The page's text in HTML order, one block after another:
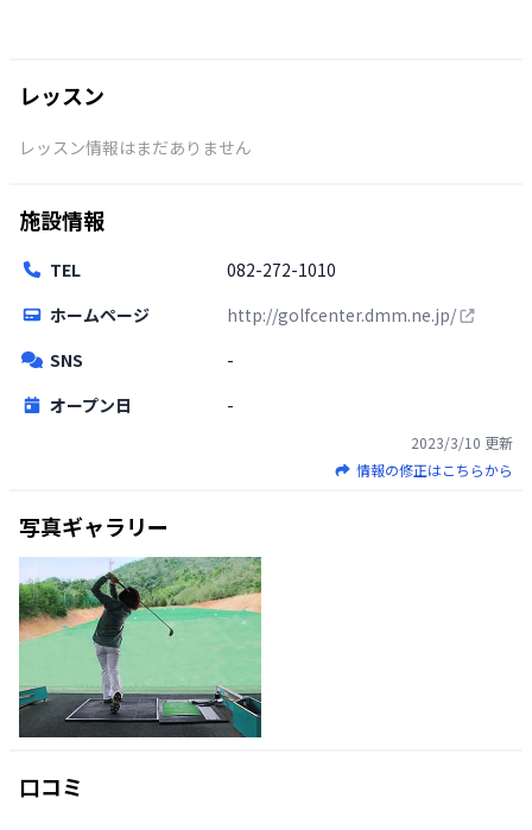
レッスン
レッスン情報はまだありません
施設情報
TEL
082-272-1010
ホームページ
http://golfcenter.dmm.ne.jp/
SNS
-
オープン日
-
2023/3/10 更新
情報の修正はこちらから
写真ギャラリー
口コミ